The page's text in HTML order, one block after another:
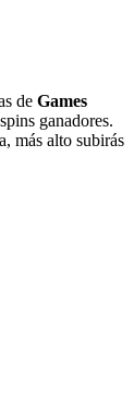
de Games
ganadores.
más alto subirás